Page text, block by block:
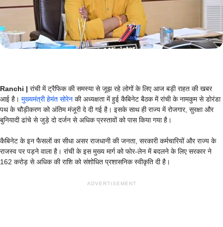
Ranchi | रांची में ट्रैफिक की समस्या से जूझ रहे लोगों के लिए आज बड़ी राहत की खबर
आई है। मुख्यमंत्री हेमंत सोरेन की अध्यक्षता में हुई कैबिनेट बैठक में रांची के नामकुम से डोरंडा
पथ के चौड़ीकरण को अंतिम मंजूरी दे दी गई है। इसके साथ ही राज्य में रोजगार, सुरक्षा और
बुनियादी ढांचे से जुड़े दो दर्जन से अधिक प्रस्तावों को पास किया गया है।
कैबिनेट के इन फैसलों का सीधा असर राजधानी की जनता, सरकारी कर्मचारियों और राज्य के
राजस्व पर पड़ने वाला है। रांची के इस मुख्य मार्ग को फोर-लेन में बदलने के लिए सरकार ने
162 करोड़ से अधिक की राशि को संशोधित प्रशासनिक स्वीकृति दी है।
ADVERTISEMENT